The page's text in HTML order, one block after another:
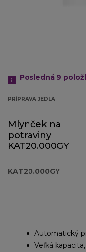
Posledná 9
PRÍPRAVA JEDLA
Mlynček na
potraviny
KAT20.000GY
KAT20.000GY
Automatický
Veľká